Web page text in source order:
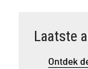
Laatste
Ontdek